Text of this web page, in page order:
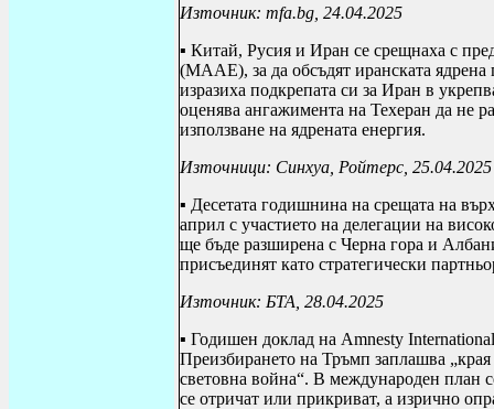
Източник: mfa.bg , 24.04.2025
▪ Китай, Русия и Иран се срещнаха с
(МААЕ), за да обсъдят иранската
изразиха подкрепата си за Иран в
оценява ангажимента на Техеран да не
използване на ядрената енергия.
Източници: Синхуа, Ройтерс, 25.04.2025
▪ Десетата годишнина на срещата на
април с участието на делегации на
ще бъде разширена с Черна гора и
присъединят като стратегически
Източник: БТА, 28.04.2025
▪ Годишен доклад на Amnesty International
Преизбирането на Тръмп заплашва
световна война“. В международен план
се отричат ​​или прикриват, а изрично